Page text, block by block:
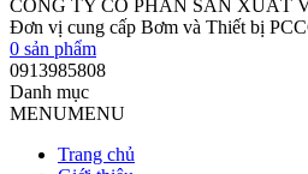
CÔNG TY CỔ PHẦN SẢN XUẤT
Đơn vị cung cấp Bơm và Thiết bị
0 sản phẩm
0913985808
Danh mục
MENUMENU
Trang chủ